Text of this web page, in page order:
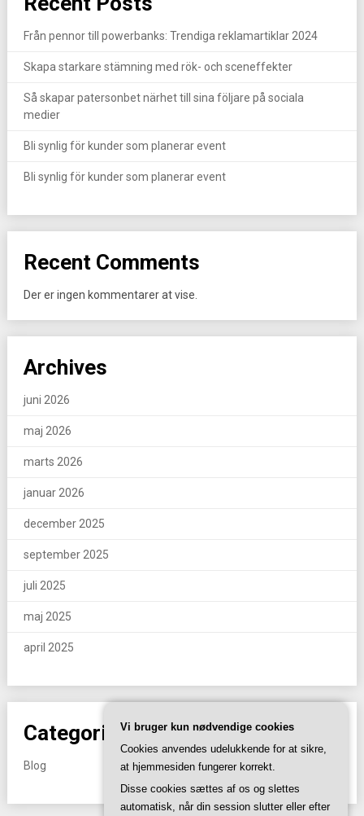
Från pennor till powerbanks: Trendiga reklamartiklar 2024
Skapa starkare stämning med rök- och sceneffekter
Så skapar patersonbet närhet till sina följare på sociala
medier
Bli synlig för kunder som planerar event
Bli synlig för kunder som planerar event
Recent Comments
Der er ingen kommentarer at vise.
Archives
juni 2026
maj 2026
marts 2026
januar 2026
december 2025
september 2025
juli 2025
maj 2025
april 2025
Categories
Blog
Vi bruger kun nødvendige cookies
Cookies anvendes udelukkende for at sikre,
at hjemmesiden fungerer korrekt.
Disse cookies sættes af os og slettes
automatisk, når din session slutter eller efter